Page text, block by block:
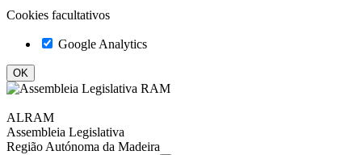
Cookies facultativos
Google Analytics
ALRAM
Assembleia Legislativa
Região Autónoma da Madeira